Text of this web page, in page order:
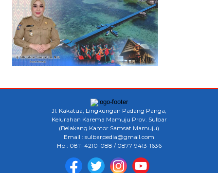
Jl. Kakatua, Lingkungan Padang Panga,
Kelurahan Karema Mamuju Prov. Sulbar
(Belakang Kantor Samsat Mamuju)
Email : sulbarpedia@gmail.com
Hp : 0811-4210-088 / 0877-9413-1636